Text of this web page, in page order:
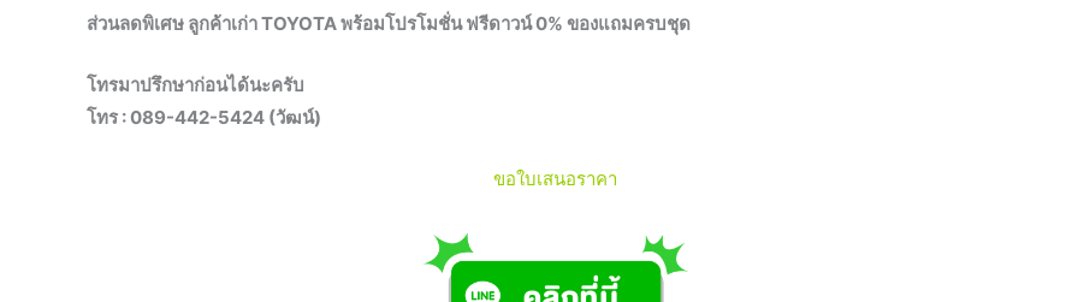
ส่วนลดพิเศษ ลูกค้าเก่า TOYOTA พร้อมโปรโมชั่น ฟรีดาวน์ 0% ของแถมครบชุด
โทรมาปรึกษาก่อนได้นะครับ
โทร : 089-442-5424 (วัฒน์)
ขอใบเสนอราคา